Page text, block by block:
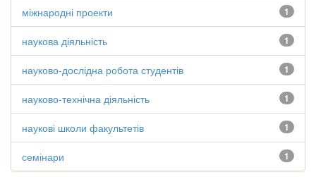
1
міжнародні проекти
1
наукова діяльність
1
науково-дослідна робота студентів
1
науково-технічна діяльність
1
наукові школи факультетів
1
семінари